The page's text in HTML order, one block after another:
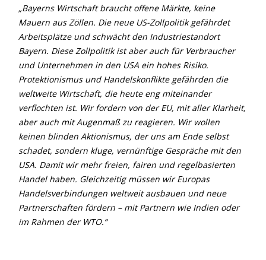
Bayerns Wirtschaft braucht offene Märkte, keine
Mauern aus Zöllen. Die neue US-Zollpolitik gefährdet
Arbeitsplätze und schwächt den Industriestandort
Bayern. Diese Zollpolitik ist aber auch für Verbraucher
und Unternehmen in den USA ein hohes Risiko.
Protektionismus und Handelskonflikte gefährden die
weltweite Wirtschaft, die heute eng miteinander
verflochten ist. Wir fordern von der EU, mit aller Klarheit,
aber auch mit Augenmaß zu reagieren. Wir wollen
keinen blinden Aktionismus, der uns am Ende selbst
schadet, sondern kluge, vernünftige Gespräche mit den
USA. Damit wir mehr freien, fairen und regelbasierten
Handel haben. Gleichzeitig müssen wir Europas
Handelsverbindungen weltweit ausbauen und neue
Partnerschaften fördern – mit Partnern wie Indien oder
im Rahmen der WTO.“